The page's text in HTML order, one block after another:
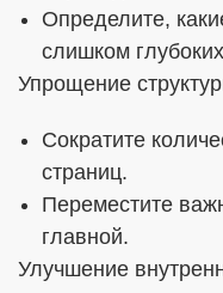
Определите,
слишком
Упрощение
Сократите
страниц.
Переместите
главной.
Улучшение